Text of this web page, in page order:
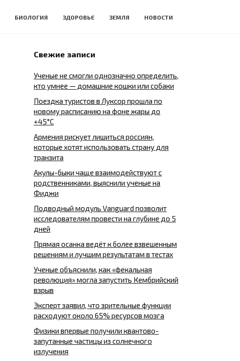
БИОЛОГИЯ ЗДОРОВЬЕ ЗЕМЛЯ НОВОСТИ
Свежие записи
Ученые не смогли однозначно определить,
кто умнее — домашние кошки или собаки
Поездка туристов в Луксор прошла по
новому расписанию на фоне жары до
+45°C
Армения рискует лишиться россиян,
которые хотят использовать страну для
транзита
Акулы-быки чаще взаимодействуют с
родственниками, выяснили ученые на
Фиджи
Подводный модуль Vanguard позволит
исследователям провести на глубине до 5
дней
Прямая осанка ведёт к более взвешенным
решениям и лучшим результатам в тестах
Ученые объяснили, как «фекальная
революция» могла запустить Кембрийский
взрыв
Эксперт заявил, что зрительные функции
расходуют около 65% ресурсов мозга
Физики впервые получили квантово-
запутанные частицы из солнечного
излучения